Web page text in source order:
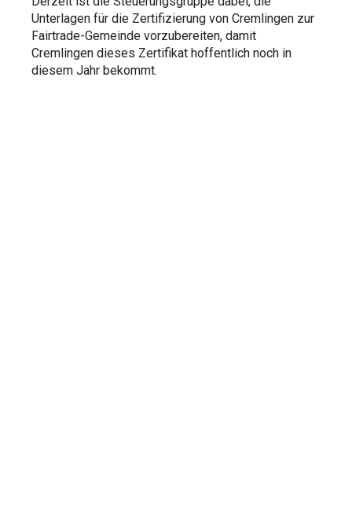
Unterlagen für die Zertifizierung von Cremlingen zur
Fairtrade-Gemeinde vorzubereiten, damit
Cremlingen dieses Zertifikat hoffentlich noch in
diesem Jahr bekommt.